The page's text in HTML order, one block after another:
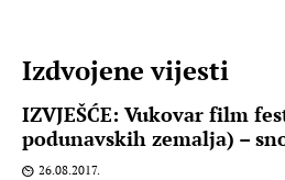
Izdvojene vijesti
IZVJEŠĆE: Vukovar film
podunavskih zemalja) –
26.08.2017.